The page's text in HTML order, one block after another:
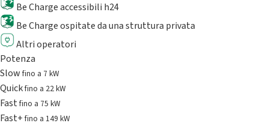
Be Charge accessibili h24
Be Charge ospitate da una struttura privata
Altri operatori
Potenza
Slowfino a 7 kW
Quickfino a 22 kW
Fastfino a 75 kW
Fast+fino a 149 kW